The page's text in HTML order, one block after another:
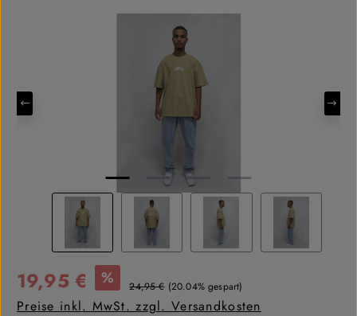
Verkaufspreis:
19,95 € % Regulärer Preis:
24,95 € (20.04% gespart)
Preise inkl. MwSt. zzgl. Versandkosten